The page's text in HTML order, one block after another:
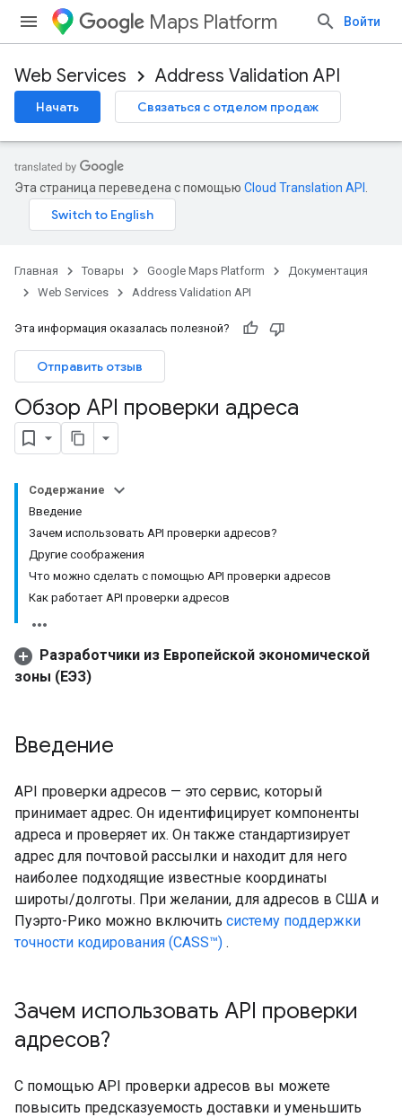
Maps Platform Войти
Web Services Address Validation API
Начать Связаться с отделом продаж
Эта страница переведена с помощью Cloud Translation API
Главная Товары Google Maps Platform
Документация
Web Services
Address Validation API
Эта информация оказалась полезной?
Отправить отзыв
Обзор API проверки адреса
Содержание
Введение
Зачем использовать API проверки адресов?
Другие соображения
Что можно сделать с помощью API проверки адресов
Как работает API проверки адресов
Разработчики из Европейской экономической
зоны (ЕЭЗ)
Введение
API проверки адресов — это сервис, который
принимает адрес. Он идентифицирует компоненты
адреса и проверяет их. Он также стандартизирует
адрес для почтовой рассылки и находит для него
наиболее подходящие известные координаты
широты/долготы. При желании, для адресов в США и
Пуэрто-Рико можно включить систему поддержки
точности кодирования (CASS™) .
Зачем использовать API проверки
адресов?
С помощью API проверки адресов вы можете
повысить предсказуемость доставки и уменьшить